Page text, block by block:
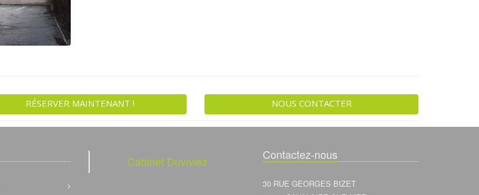
RÉSERVER MAINTENANT ! NOUS CONTACTER
Cabinet Duviviez Contactez-nous
30 RUE GEORGES BIZET